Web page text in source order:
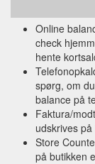
Online
check
hente
spørg, om
balance på
Faktura/
udskrives
Store
på butikken